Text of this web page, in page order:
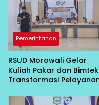
Pemerintahan
RSUD Morowali Gelar
Kuliah Pakar dan Bimtek
Transformasi